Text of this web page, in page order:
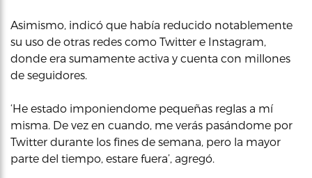
Asimismo, indicó que había reducido notablemente
su uso de otras redes como Twitter e Instagram,
donde era sumamente activa y cuenta con millones
de seguidores.
‘He estado imponiendome pequeñas reglas a mí
misma. De vez en cuando, me verás pasándome por
Twitter durante los fines de semana, pero la mayor
parte del tiempo, estare fuera’, agregó.